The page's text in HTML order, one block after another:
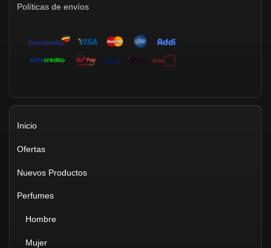
Políticas de envíos
Inicio
Ofertas
Nuevos Productos
Perfumes
Hombre
Mujer